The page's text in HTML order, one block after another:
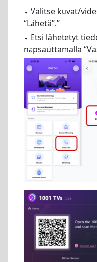
⬩ Valitse kuvat/
“Lähetä”.”
⬩ Etsi lähetetyt
napsauttamalla